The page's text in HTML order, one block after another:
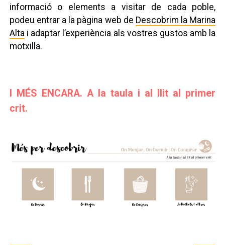
informació o elements a visitar de cada poble,
podeu entrar a la pàgina web de Descobrim la Marina
Altai adaptar l’experiència als vostres gustos amb la
motxilla.
I MÉS ENCARA. A la taula i al llit al primer
crit.